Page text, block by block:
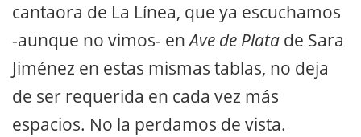
cantaora de La Línea, que ya escuchamos
-aunque no vimos- enAve de Plata de Sara
Jiménez en estas mismas tablas, no deja
de ser requerida en cada vez más
espacios. No la perdamos de vista.